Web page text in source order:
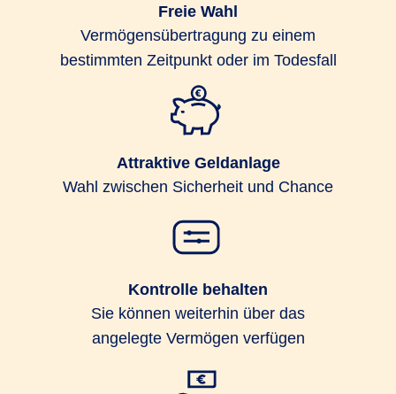
Freie Wahl
Vermögensübertragung zu einem
bestimmten Zeitpunkt oder im Todesfall
Attraktive Geldanlage
Wahl zwischen Sicherheit und Chance
Kontrolle behalten
Sie können weiterhin über das
angelegte Vermögen verfügen